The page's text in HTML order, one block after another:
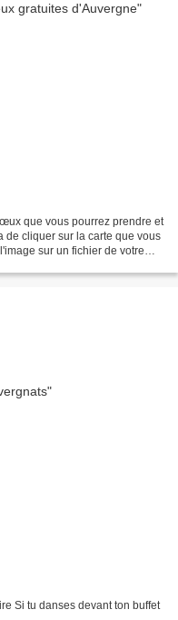
que vous pourrez prendre et
de cliquer sur la carte que vous
sur un fichier de votre
Si tu danses devant ton buffet